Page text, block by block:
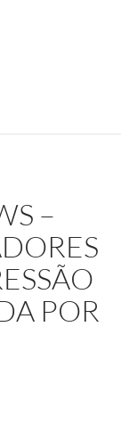
–
POR